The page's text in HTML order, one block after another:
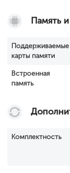
Память
Поддерживаемые
карты памяти
Встроенная
память
Комплектность